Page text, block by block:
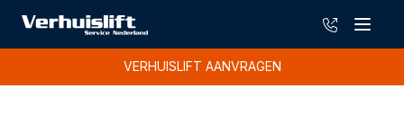
Menu
085-
VERHUISLIFT AANVRAGEN